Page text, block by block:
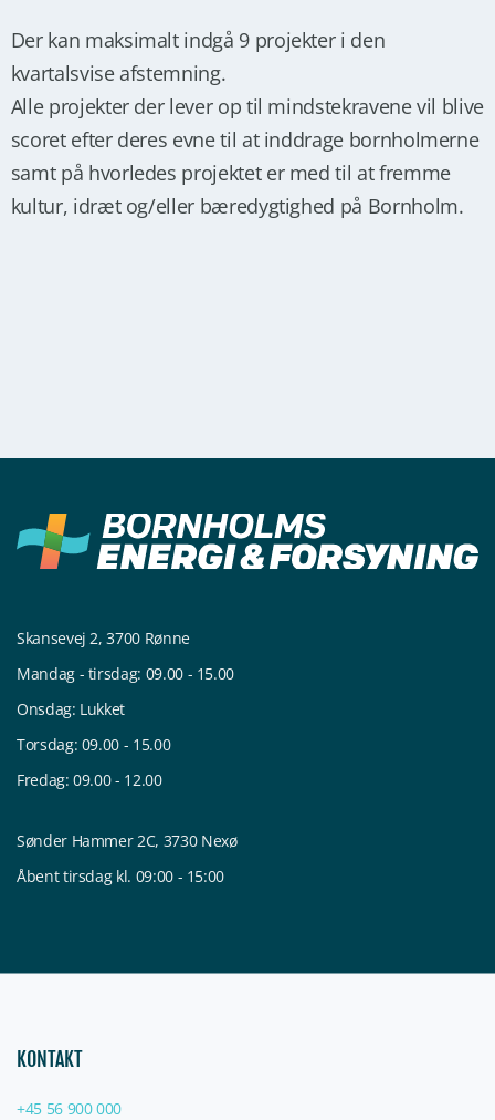
Der kan maksimalt indgå 9 projekter i den
kvartalsvise afstemning.
Alle projekter der lever op til mindstekravene vil blive
scoret efter deres evne til at inddrage bornholmerne
samt på hvorledes projektet er med til at fremme
kultur, idræt og/eller bæredygtighed på Bornholm.
Skansevej 2, 3700 Rønne
Mandag - tirsdag: 09.00 - 15.00
Onsdag: Lukket
Torsdag: 09.00 - 15.00
Fredag: 09.00 - 12.00
Sønder Hammer 2C, 3730 Nexø
Åbent tirsdag kl. 09:00 - 15:00
KONTAKT
+45 56 900 000